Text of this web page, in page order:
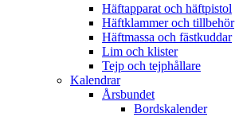
Häftapparat och häftpistol
Häftklammer och tillbehör
Häftmassa och fästkuddar
Lim och klister
Tejp och tejphållare
Kalendrar
Årsbundet
Bordskalender